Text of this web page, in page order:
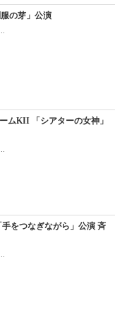
の芽」公演
ムKII 「シアターの女神」
をつなぎながら」公演 斉